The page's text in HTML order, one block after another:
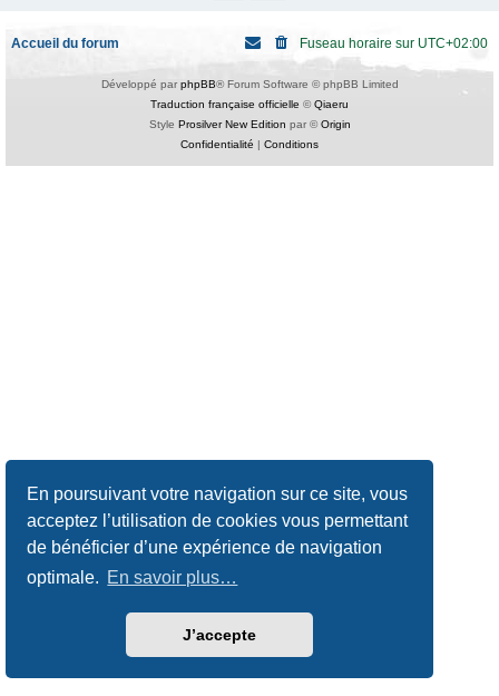
En poursuivant votre navigation sur ce site, vous
acceptez l’utilisation de cookies vous permettant
de bénéficier d’une expérience de navigation
optimale. En savoir plus…
J’accepte
Accueil du forum Fuseau horaire sur UTC+02:00
Développé par phpBB® Forum Software © phpBB Limited
Traduction française officielle ©Qiaeru
Style Prosilver New Edition par ©Origin
Confidentialité | Conditions